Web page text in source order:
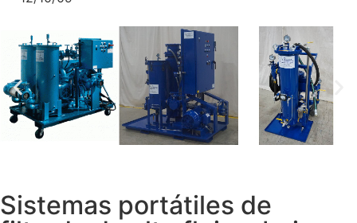
Sistemas portátiles de